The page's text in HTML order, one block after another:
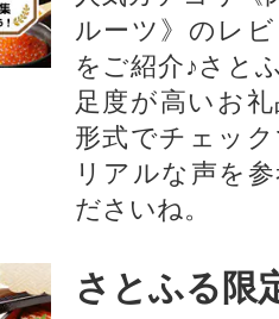
ルーツ》のレ
をご紹介♪さと
足度が高いお
形式でチェッ
リアルな声を
ださいね。
さとふる限